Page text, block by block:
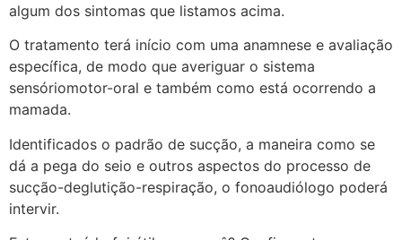
algum dos sintomas que listamos acima.
O tratamento terá início com uma anamnese e avaliação
específica, de modo que averiguar o sistema
sensóriomotor-oral e também como está ocorrendo a
mamada.
Identificados o padrão de sucção, a maneira como se
dá a pega do seio e outros aspectos do processo de
sucção-deglutição-respiração, o fonoaudiólogo poderá
intervir.